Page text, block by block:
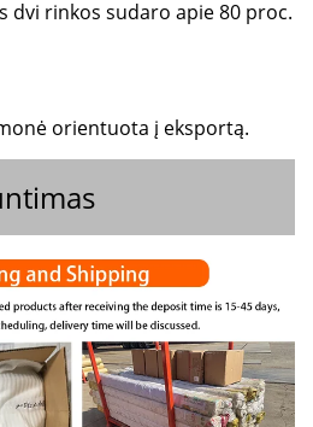
dvi rinkos sudaro apie 80 proc.
orientuota į eksportą.